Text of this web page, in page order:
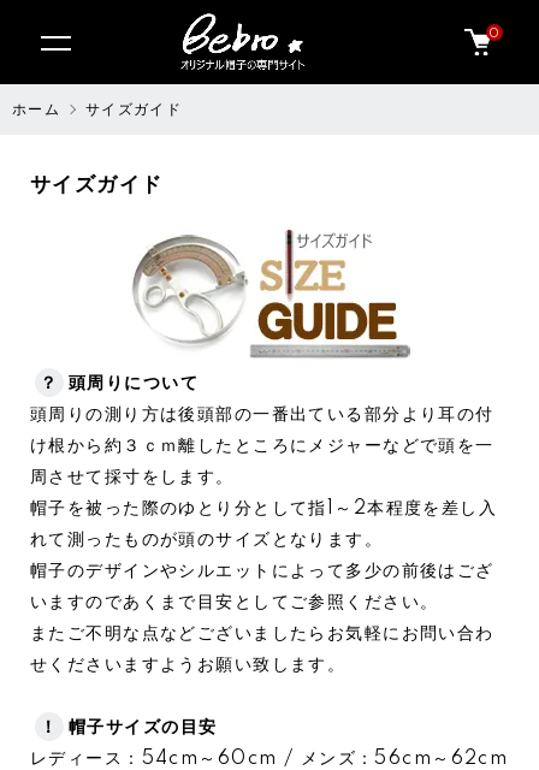
0
ホーム サイズガイド
サイズガイド
？
頭周りについて
頭周りの測り方は後頭部の一番出ている部分より耳の付
け根から約３ｃｍ離したところにメジャーなどで頭を一
周させて採寸をします。
帽子を被った際のゆとり分として指1～2本程度を差し入
れて測ったものが頭のサイズとなります。
帽子のデザインやシルエットによって多少の前後はござ
いますのであくまで目安としてご参照ください。
またご不明な点などございましたらお気軽にお問い合わ
せくださいますようお願い致します。
！
帽子サイズの目安
レディース：54cm～60cm / メンズ：56cm～62cm